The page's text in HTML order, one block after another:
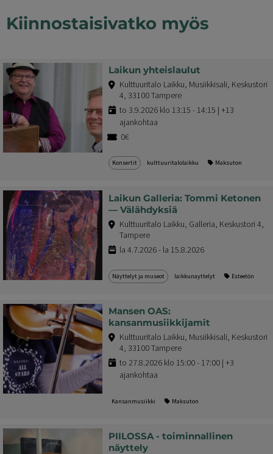
Kiinnostaisivatko myös
Laikun yhteislaulut
Kulttuuritalo Laikku, Musiikkisali, Keskustori
4, 33100 Tampere
to 3.9.2026 klo 13:15 - 14:15 | +13
ajankohtaa
0€
Konsertit kulttuuritalolaikku Maksuton
Laikun Galleria: Tommi Ketonen
— Välähdyksiä
Kulttuuritalo Laikku, Galleria, Keskustori 4,
Tampere
la 4.7.2026 - la 15.8.2026
Näyttelyt ja museot laikkunayttelyt Esteetön
Mansen OAS:
kansanmusiikkijamit
Kulttuuritalo Laikku, Musiikkisali, Keskustori
4, 33100 Tampere
to 27.8.2026 klo 15:00 - 17:00 | +3
ajankohtaa
Kansanmusiikki Maksuton
PIILOSSA - toiminnallinen
näyttely